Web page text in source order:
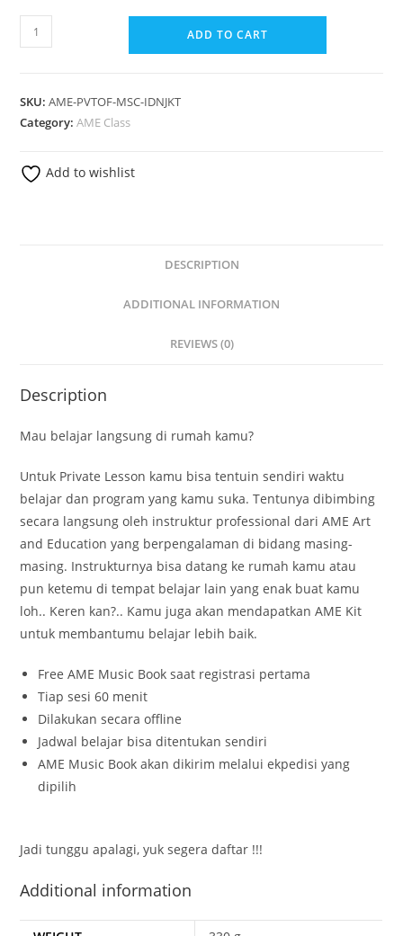
ADD TO CART
SKU:AME-PVTOF-MSC-IDNJKT
Category:AME Class
Add to wishlist
DESCRIPTION
ADDITIONAL INFORMATION
REVIEWS (0)
Description
Mau belajar langsung di rumah kamu?
Untuk Private Lesson kamu bisa tentuin sendiri waktu
belajar dan program yang kamu suka. Tentunya dibimbing
secara langsung oleh instruktur professional dari AME Art
and Education yang berpengalaman di bidang masing-
masing. Instrukturnya bisa datang ke rumah kamu atau
pun ketemu di tempat belajar lain yang enak buat kamu
loh.. Keren kan?.. Kamu juga akan mendapatkan AME Kit
untuk membantumu belajar lebih baik.
Free AME Music Book saat registrasi pertama
Tiap sesi 60 menit
Dilakukan secara offline
Jadwal belajar bisa ditentukan sendiri
AME Music Book akan dikirim melalui ekpedisi yang
dipilih
Jadi tunggu apalagi, yuk segera daftar !!!
Additional information